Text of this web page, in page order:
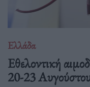
Ελλάδα
Eθελοντική
20-23